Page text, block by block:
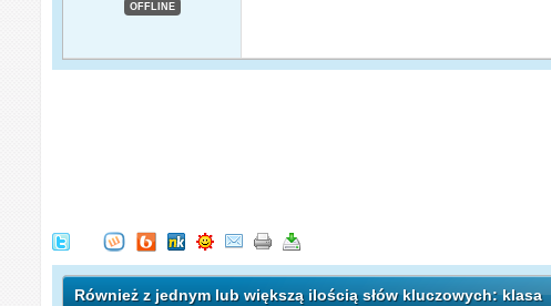
OFFLINE
Również z jednym lub większą ilością słów kluczowych: klasa